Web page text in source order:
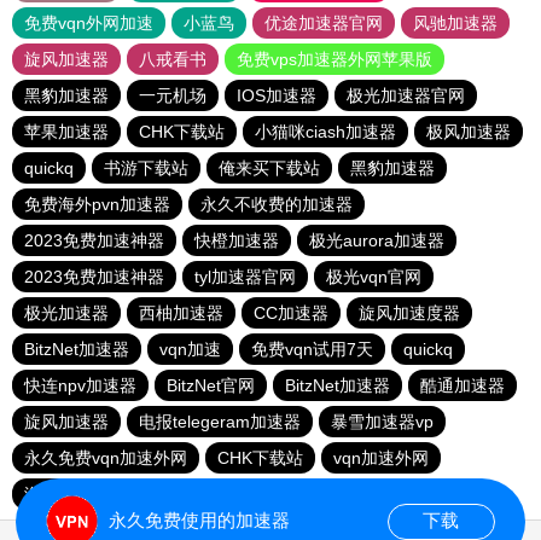
免费vqn外网加速
小蓝鸟 优途加速器官网
风驰加速器
旋风加速器
八戒看书
免费vps加速器外网苹果版
黑豹加速器
一元机场 IOS加速器
极光加速器官网
苹果加速器
CHK下载站 小猫咪ciash加速器
极风加速器
quickq
书游下载站 俺来买下载站
黑豹加速器
免费海外pvn加速器
永久不收费的加速器
2023免费加速神器
快橙加速器
极光aurora加速器
2023免费加速神器
tyl加速器官网
极光vqn官网
极光加速器
西柚加速器 CC加速器
旋风加速度器
BitzNet加速器
vqn加速 免费vqn试用7天
quickq
快连npv加速器
BitzNet官网 BitzNet加速器
酷通加速器
旋风加速器
电报telegeram加速器
暴雪加速器vp
永久免费vqn加速外网
CHK下载站
vqn加速外网
海鸥下载站
永久免费使用的加速器 下载